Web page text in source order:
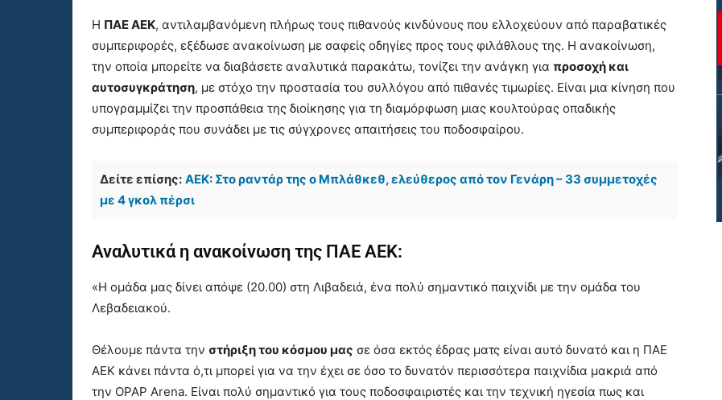
Η ΠΑΕ ΑΕΚ, αντιλαμβανόμενη πλήρως τους πιθανούς κινδύνους που ελλοχεύουν από παραβατικές
συμπεριφορές, εξέδωσε ανακοίνωση με σαφείς οδηγίες προς τους φιλάθλους της. Η ανακοίνωση,
την οποία μπορείτε να διαβάσετε αναλυτικά παρακάτω, τονίζει την ανάγκη για προσοχή και
αυτοσυγκράτηση, με στόχο την προστασία του συλλόγου από πιθανές τιμωρίες. Είναι μια κίνηση που
υπογραμμίζει την προσπάθεια της διοίκησης για τη διαμόρφωση μιας κουλτούρας οπαδικής
συμπεριφοράς που συνάδει με τις σύγχρονες απαιτήσεις του ποδοσφαίρου.
Δείτε επίσης: ΑΕΚ: Στο ραντάρ της ο Μπλάθκεθ, ελεύθερος από τον Γενάρη – 33 συμμετοχές
με 4 γκολ πέρσι
Αναλυτικά η ανακοίνωση της ΠΑΕ ΑΕΚ:
«Η ομάδα μας δίνει απόψε (20.00) στη Λιβαδειά, ένα πολύ σημαντικό παιχνίδι με την ομάδα του
Λεβαδειακού.
Θέλουμε πάντα την στήριξη του κόσμου μας σε όσα εκτός έδρας ματς είναι αυτό δυνατό και η ΠΑΕ
ΑΕΚ κάνει πάντα ό,τι μπορεί για να την έχει σε όσο το δυνατόν περισσότερα παιχνίδια μακριά από
την OPAP Arena. Είναι πολύ σημαντικό για τους ποδοσφαιριστές και την τεχνική ηγεσία πως και